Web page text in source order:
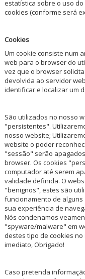
estatística sobre o uso
cookies (conforme será
Cookies
Um cookie consiste num
web para o browser do
vez que o browser
devolvida ao servidor
identificar e localizar um
São utilizados no nosso
"persistentes".
nosso website;
website o poder
"sessão" serão
browser. Os cookies
computador até serem
validade definida. O
"benignos", estes são
funcionamento de
sua experiência de
Nós condenamos
"spyware/malware" em
destes tipo de cookies
imediato, Obrigado!
Caso pretenda